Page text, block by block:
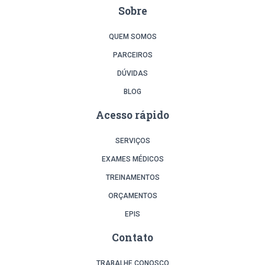
Sobre
QUEM SOMOS
PARCEIROS
DÚVIDAS
BLOG
Acesso rápido
SERVIÇOS
EXAMES MÉDICOS
TREINAMENTOS
ORÇAMENTOS
EPIS
Contato